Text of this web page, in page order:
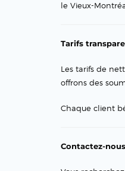
le Vieux-
Tarifs
Les tarifs de
offrons des
Chaque client
Contactez-